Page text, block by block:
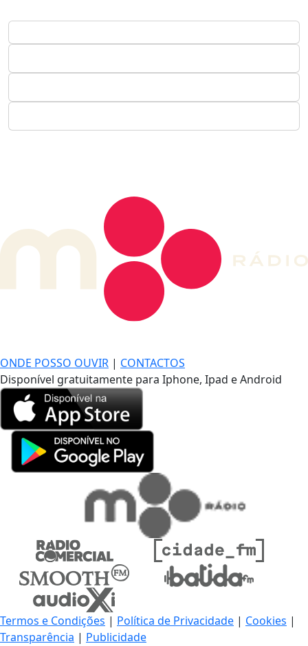
ONDE POSSO OUVIR | CONTACTOS
Disponível gratuitamente para Iphone, Ipad e Android
Termos e Condições | Política de Privacidade | Cookies |
Transparência | Publicidade